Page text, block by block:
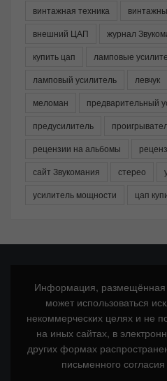
винтажная техника
внешний ЦАП
журнал
купить цап
ламповые
ламповый усилитель
левчук
меломан
предварительный
предусилитель
рецензии на альбомы
сайт Звукомания
стерео
усилитель мощности
цап
Информация, размещённая
может использоваться
некоммерческих целях и не
на иных сайтах, в
других формах
письменного